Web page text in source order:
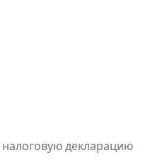
налоговую декларацию